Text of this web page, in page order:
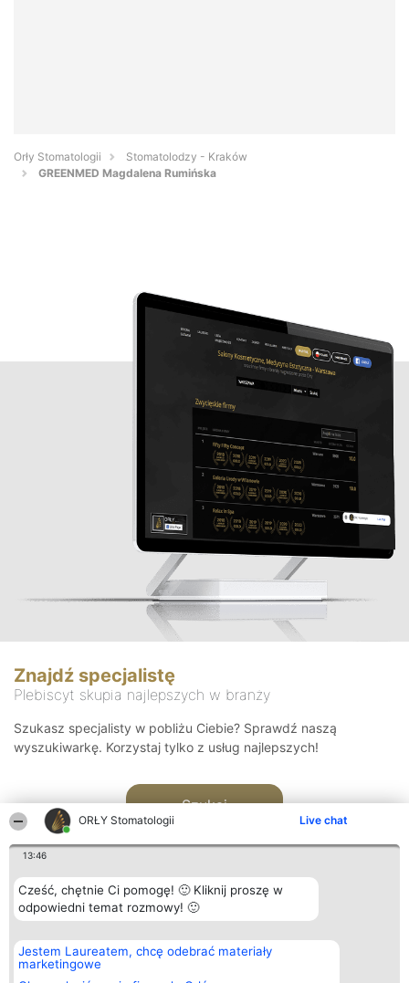
ORŁY Stomatologii Live chat
13:46
Cześć, chętnie Ci pomogę! 🙂 Kliknij proszę w
odpowiedni temat rozmowy! 🙂
Jestem Laureatem, chcę odebrać materiały
marketingowe
Orły Stomatologii
Stomatolodzy - Kraków
GREENMED Magdalena Rumińska
Znajdź specjalistę
Plebiscyt skupia najlepszych w branży
Szukasz specjalisty w pobliżu Ciebie? Sprawdź naszą
wyszukiwarkę. Korzystaj tylko z usług najlepszych!
Szukaj
Organizator plebiscytu
Bright Side Solutions sp. z o.
o. sp. k.
ul. Ruska 22
Plebiscyt
Laureaci
wszystkich
Kontakt
Kontakt